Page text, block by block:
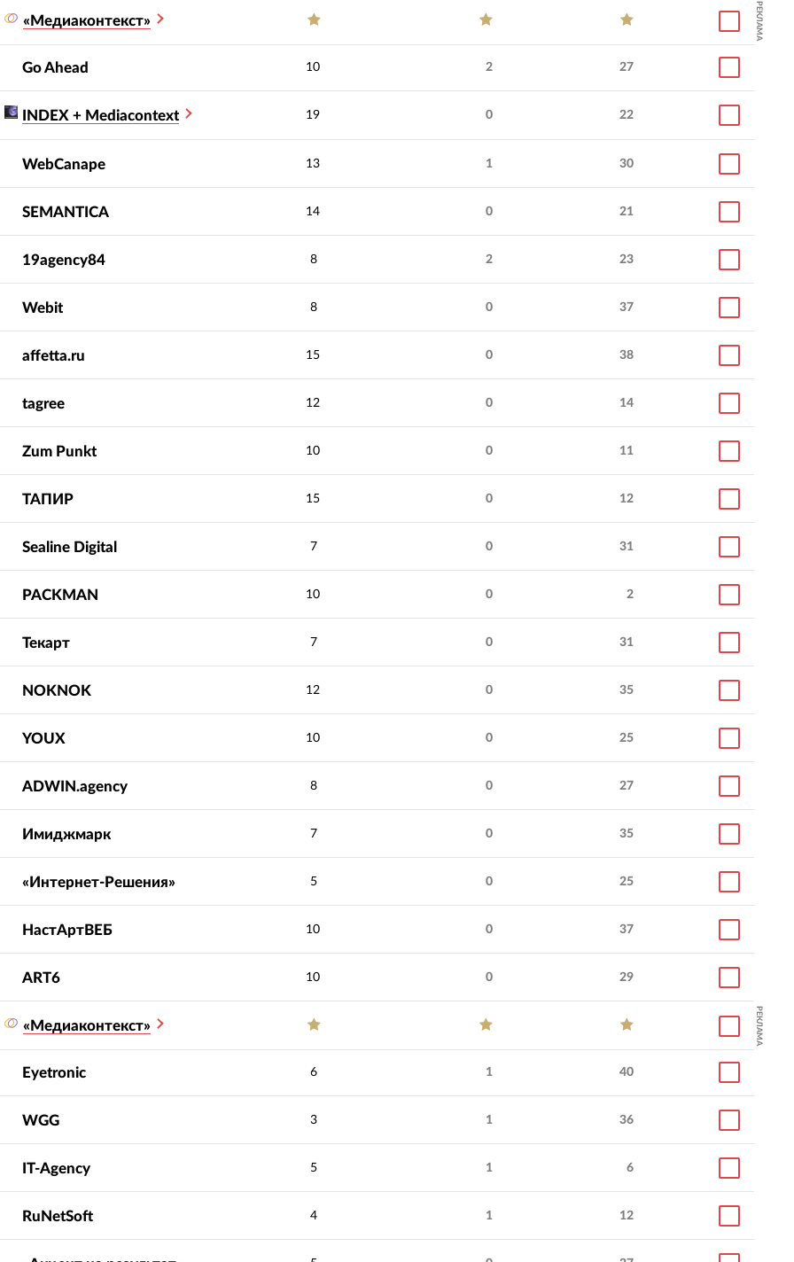
«Медиаконтекст» РЕКЛАМА
Go Ahead 10 2 27
INDEX + Mediacontext 19 0 22
WebCanape 13 1 30
SEMANTICA 14 0 21
19agency84 8 2 23
Webit 8 0 37
affetta.ru 15 0 38
tagree 12 0 14
Zum Punkt 10 0 11
ТАПИР 15 0 12
Sealine Digital 7 0 31
PACKMAN 10 0 2
Текарт 7 0 31
NOKNOK 12 0 35
YOUX 10 0 25
ADWIN.agency 8 0 27
Имиджмарк 7 0 35
«Интернет-Решения» 5 0 25
НастАртВЕБ 10 0 37
ART6 10 0 29
«Медиаконтекст» РЕКЛАМА
Eyetronic 6 1 40
WGG 3 1 36
IT-Agency 5 1 6
RuNetSoft 4 1 12